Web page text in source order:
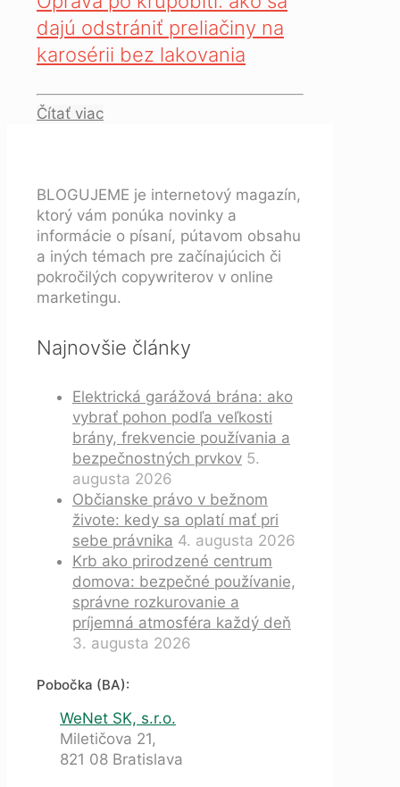
dajú odstrániť preliačiny na
karosérii bez lakovania
Čítať viac
BLOGUJEME je internetový magazín,
ktorý vám ponúka novinky a
informácie o písaní, pútavom obsahu
a iných témach pre začínajúcich či
pokročilých copywriterov v online
marketingu.
Najnovšie články
Elektrická garážová brána: ako
vybrať pohon podľa veľkosti
brány, frekvencie používania a
bezpečnostných prvkov 5.
augusta 2026
Občianske právo v bežnom
živote: kedy sa oplatí mať pri
sebe právnika 4. augusta 2026
Krb ako prirodzené centrum
domova: bezpečné používanie,
správne rozkurovanie a
príjemná atmosféra každý deň
3. augusta 2026
Pobočka (BA):
WeNet SK, s.r.o.
Miletičova 21,
821 08 Bratislava